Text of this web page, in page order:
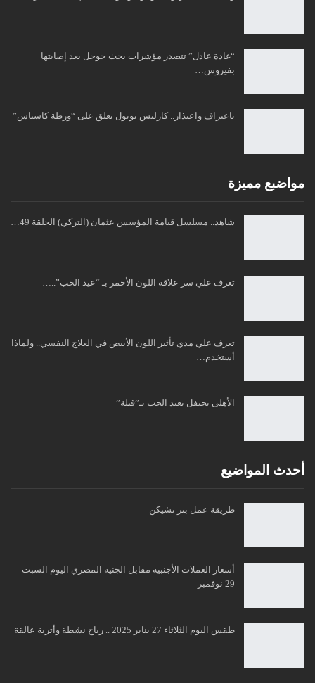
“غادة عادل” تتصدر مؤشرات بحث جوجل بعد إصابتها
بفيروس…
باعتراف واعتذار.. كارليس بويول يعلق على “ورطة كاسياس”
مواضبع مميزة
شاهد.. مسلسل قيامة المؤسس عثمان (التركي) الحلقة 49…
تعرف علي سر علاقة اللون الأحمر بـ “عيد الحب”..…
تعرف علي مدي تأثير اللون الأبيض في العلاج النفسي.. ولماذا
أستخدم…
الأهلى يحتفل بعيد الحب بـ”قبلة”
أحدث المواضيع
طريقة عمل بتر تشيكن
أسعار العملات الأجنبية مقابل الجنيه المصري اليوم السبت
29 نوفمبر
طقس اليوم الثلاثاء 27 يناير 2025 .. رياح نشطة وأتربة عالقة